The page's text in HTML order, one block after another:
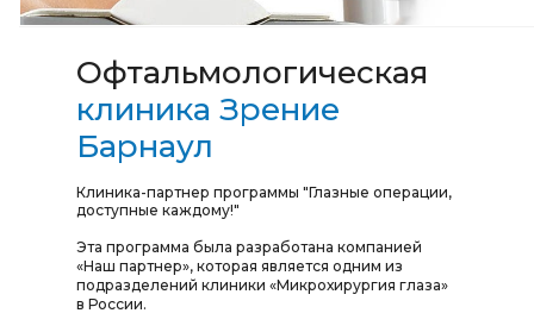
Офтальмологическая
клиника Зрение
Барнаул
Клиника-партнер программы "Глазные операции,
доступные каждому!"
Эта программа была разработана компанией
«Наш партнер», которая является одним из
подразделений клиники «Микрохирургия глаза»
в России.